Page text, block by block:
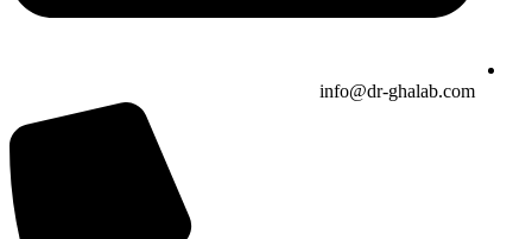
info@dr-ghalab.com